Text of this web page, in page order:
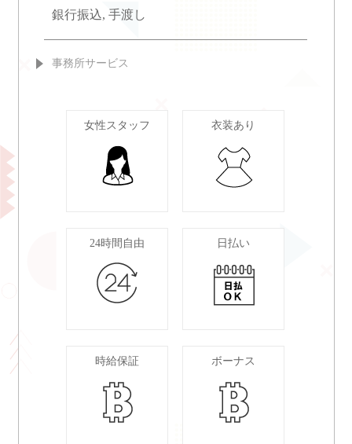
銀行振込, 手渡し
事務所サービス
女性スタッフ 衣装あり
24時間自由 日払い
時給保証 ボーナス